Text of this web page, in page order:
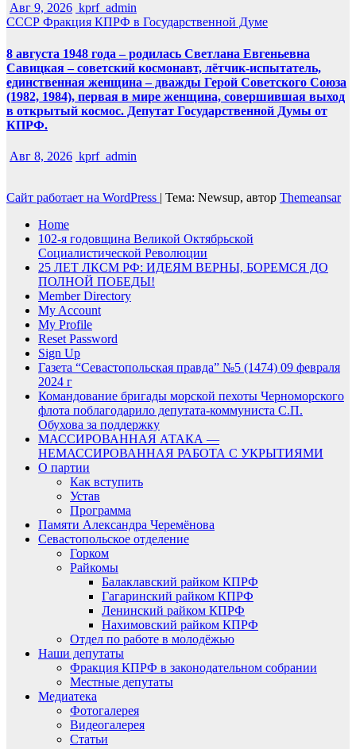
Авг 9, 2026 kprf_admin
СССР Фракция КПРФ в Государственной Думе
8 августа 1948 года – родилась Светлана Евгеньевна
Савицкая – советский космонавт, лётчик-испытатель,
единственная женщина – дважды Герой Советского Союза
(1982, 1984), первая в мире женщина, совершившая выход
в открытый космос. Депутат Государственной Думы от
КПРФ.
Авг 8, 2026 kprf_admin
Сайт работает на WordPress | Тема: Newsup, автор Themeansar
Home
102-я годовщина Великой Октябрьской
Социалистической Революции
25 ЛЕТ ЛКСМ РФ: ИДЕЯМ ВЕРНЫ, БОРЕМСЯ ДО
ПОЛНОЙ ПОБЕДЫ!
Member Directory
My Account
My Profile
Reset Password
Sign Up
Газета “Севастопольская правда” №5 (1474) 09 февраля
2024 г
Командование бригады морской пехоты Черноморского
флота поблагодарило депутата-коммуниста С.П.
Обухова за поддержку
МАССИРОВАННАЯ АТАКА —
НЕМАССИРОВАННАЯ РАБОТА С УКРЫТИЯМИ
О партии
Как вступить
Устав
Программа
Памяти Александра Черемёнова
Севастопольское отделение
Горком
Райкомы
Балаклавский райком КПРФ
Гагаринский райком КПРФ
Ленинский райком КПРФ
Нахимовский райком КПРФ
Отдел по работе в молодёжью
Наши депутаты
Фракция КПРФ в законодательном собрании
Местные депутаты
Медиатека
Фотогалерея
Видеогалерея
Статьи